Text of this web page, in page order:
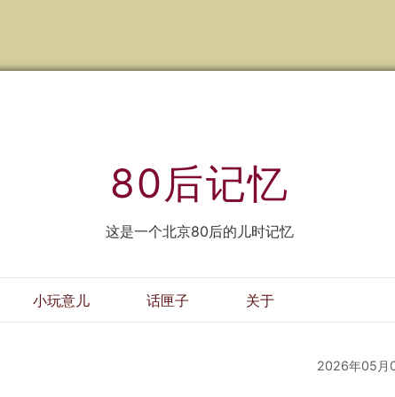
80后记忆
这是一个北京80后的儿时记忆
小玩意儿 话匣子 关于
2026年05月